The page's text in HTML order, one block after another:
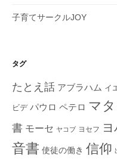
子育てサークルJOY
タグ
たとえ話 アブラハム イ
ビデ パウロ ペテロ マ
書 モーセ ヤコブ ヨセフ
音書 使徒の働き 信仰